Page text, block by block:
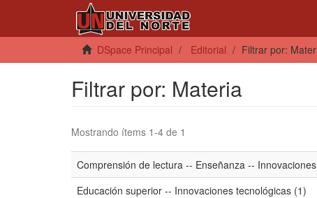
DSpace Principal Editorial Filtrar por:
Filtrar por: Materia
Mostrando ítems 1-4 de 1
Comprensión de lectura -- Enseñanza --
Educación superior -- Innovaciones tecnológicas (1)